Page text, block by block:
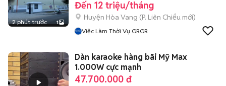
2 phút trước 1
Đến 12 triệu/tháng
Huyện Hòa Vang (P. Liên Chiểu mới)
Việc Làm Thời Vụ GRGR
Dàn karaoke hàng bãi Mỹ Max
1.000W cực mạnh
47.700.000 đ